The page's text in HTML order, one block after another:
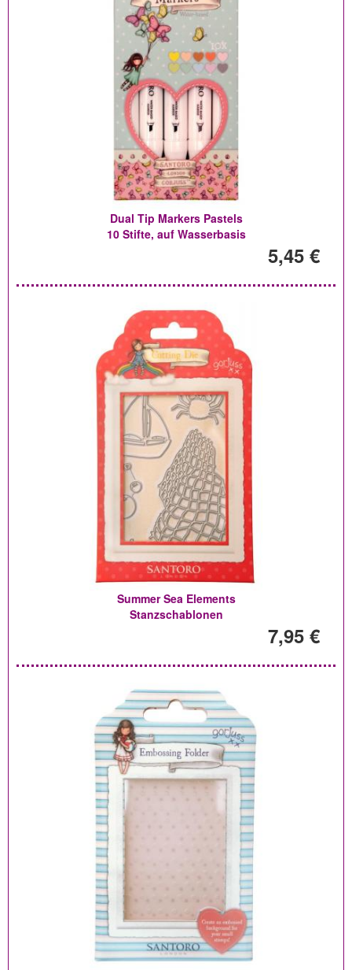
Dual Tip Markers Pastels
10 Stifte, auf Wasserbasis
5,45 €
Summer Sea Elements
Stanzschablonen
7,95 €